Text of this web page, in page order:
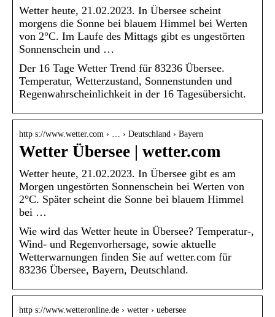
Wetter heute, 21.02.2023. In Übersee scheint
morgens die Sonne bei blauem Himmel bei Werten
von 2°C. Im Laufe des Mittags gibt es ungestörten
Sonnenschein und …
Der 16 Tage Wetter Trend für 83236 Übersee.
Temperatur, Wetterzustand, Sonnenstunden und
Regenwahrscheinlichkeit in der 16 Tagesübersicht.
http s://www.wetter.com › … › Deutschland › Bayern
Wetter Übersee | wetter.com
Wetter heute, 21.02.2023. In Übersee gibt es am
Morgen ungestörten Sonnenschein bei Werten von
2°C. Später scheint die Sonne bei blauem Himmel
bei …
Wie wird das Wetter heute in Übersee? Temperatur-,
Wind- und Regenvorhersage, sowie aktuelle
Wetterwarnungen finden Sie auf wetter.com für
83236 Übersee, Bayern, Deutschland.
http s://www.wetteronline.de › wetter › uebersee